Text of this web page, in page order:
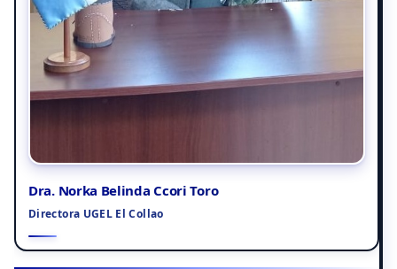
Dra. Norka Belinda Ccori Toro
Directora UGEL El Collao